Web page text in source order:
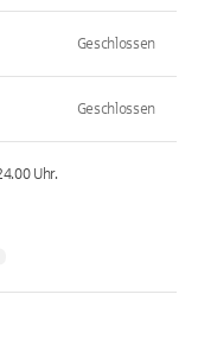
Geschlossen
Geschlossen
Uhr.